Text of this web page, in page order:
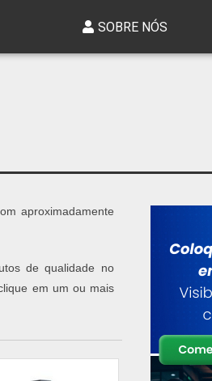
SOBRE NÓS
aproximadamente
de qualidade no
em um ou mais